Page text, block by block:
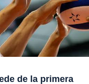
de la primera